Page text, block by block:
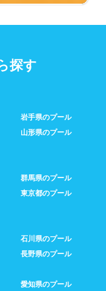
探す
岩手県のプール
山形県のプール
群馬県のプール
東京都のプール
石川県のプール
長野県のプール
愛知県のプール